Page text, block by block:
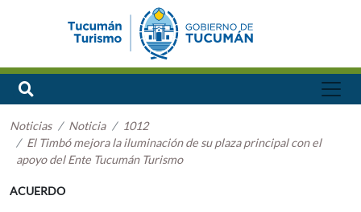
Noticias Noticia
1012
El Timbó mejora la iluminación de su plaza principal con el
apoyo del Ente Tucumán Turismo
ACUERDO